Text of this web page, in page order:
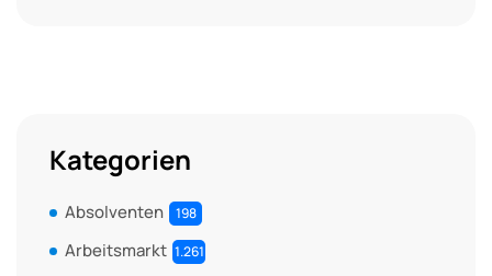
Kategorien
Absolventen 198
Arbeitsmarkt 1.261